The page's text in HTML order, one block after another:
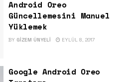
Android Oreo
Güncellemesini Manuel
Yüklemek
BY GIZEM ÜNYELI EYLÜL 8, 2017
Google Android Oreo